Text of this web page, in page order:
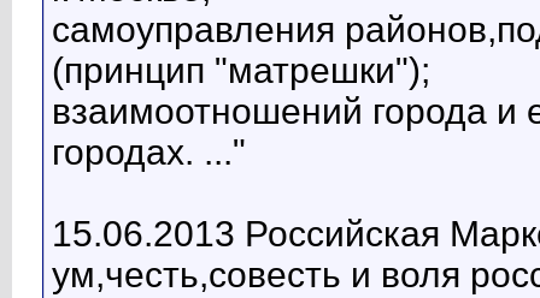
самоуправления
(принцип "матрешки");
взаимоотношений города и
городах. ..."
15.06.2013 Российская
ум,честь,совесть и воля